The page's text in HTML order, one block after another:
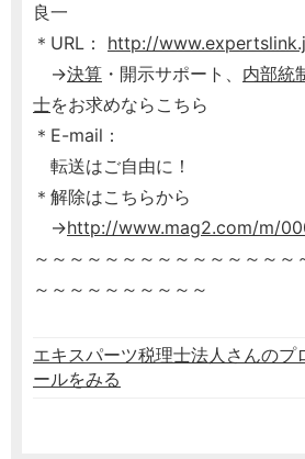
良一
＊URL： http://
→決算 ・開示サポート、 内部統
士をお求めならこちら
＊E-mail：
転送はご自由に！
＊解除はこちらから
→http://www.mag2.com/m/
～～～～～～～～～～～～～～～
～～～～～～～～～～
エキスパーツ税理士法人さんのプ
ールをみる